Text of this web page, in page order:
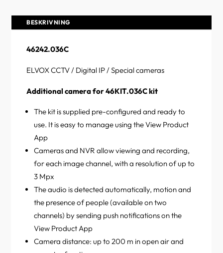
BESKRIVNING
46242.036C
ELVOX CCTV / Digital IP / Special cameras
Additional camera for 46KIT.036C kit
The kit is supplied pre-configured and ready to
use. It is easy to manage using the View Product
App
Cameras and NVR allow viewing and recording,
for each image channel, with a resolution of up to
3 Mpx
The audio is detected automatically, motion and
the presence of people (available on two
channels) by sending push notifications on the
View Product App
Camera distance: up to 200 m in open air and